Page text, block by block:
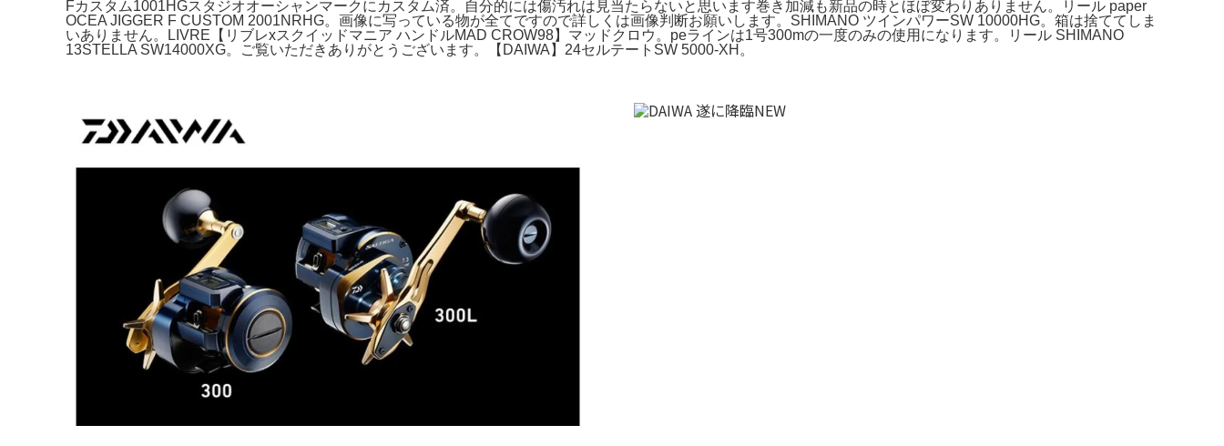
Fカスタム1001HGスタジオオーシャンマークにカスタム済。自分的には傷汚れは見当たらないと思います巻き加減も新品の時とほぼ変わりありません。リール paper
OCEA JIGGER F CUSTOM 2001NRHG。画像に写っている物が全てですので詳しくは画像判断お願いします。SHIMANO ツインパワーSW 10000HG。箱は捨ててしま
いありません。LIVRE【リブレxスクイッドマニア ハンドルMAD CROW98】マッドクロウ。peラインは1号300mの一度のみの使用になります。リール SHIMANO
13STELLA SW14000XG。ご覧いただきありがとうございます。【DAIWA】24セルテートSW 5000-XH。